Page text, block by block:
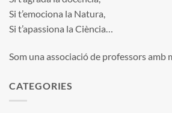
Si t’emociona la Natura,
Si t’apassiona la Ciència…
Som una associació de professors amb
CATEGORIES